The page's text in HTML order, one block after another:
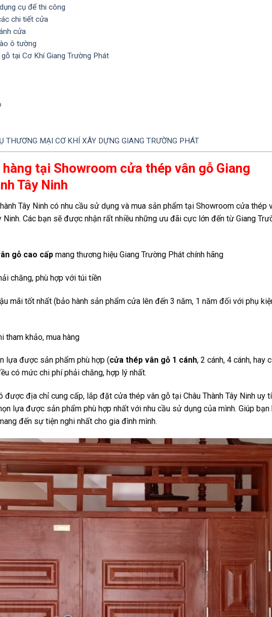
cụ để thi công
chi tiết cửa
cửa
ô tường
tại Cơ Khí Giang Trường Phát
THƯƠNG MẠI CƠ KHÍ XÂY DỰNG GIANG TRƯỜNG PHÁT
tại Showroom cửa thép vân gỗ Giang
Tây Ninh
Tây Ninh có nhu cầu sử dụng và mua sản phẩm tại Showroom cửa thép
Ninh. Các bạn sẽ được nhận rất nhiều những ưu đãi cực lớn đến từ Giang
gỗ cao cấp mang thương hiệu Giang Trường Phát chính hãng
chăng, phù hợp với túi tiền
mãi tốt nhất (bảo hành sản phẩm cửa lên đến 3 năm, 1 năm đối với phụ
tham khảo, mua hàng
lựa được sản phẩm phù hợp (cửa thép vân gỗ 1 cánh, 2 cánh, 4 cánh, hay
có mức chi phí phải chăng, hợp lý nhất.
được địa chỉ cung cấp, lắp đặt cửa thép vân gỗ tại Châu Thành Tây Ninh uy
lựa được sản phẩm phù hợp nhất với nhu cầu sử dụng của mình. Giúp bạn
đến sự tiện nghi nhất cho gia đình mình.